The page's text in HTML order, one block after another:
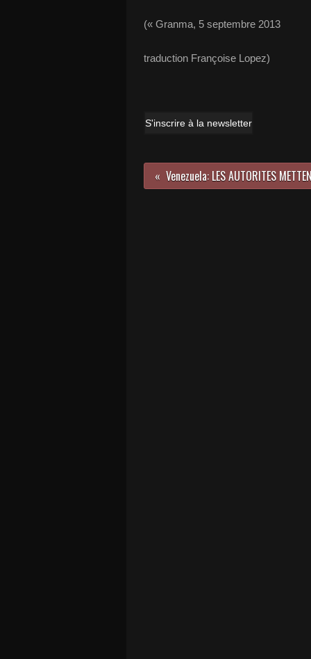
(« Granma, 5 septembre 2013
traduction Françoise Lopez)
S'inscrire à la newsletter